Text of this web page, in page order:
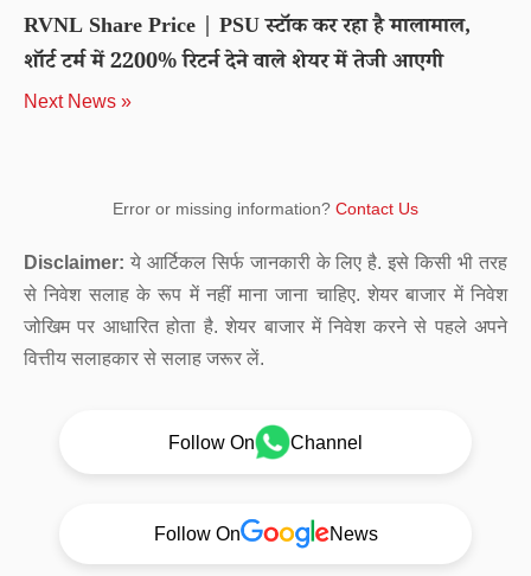
RVNL Share Price | PSU स्टॉक कर रहा है मालामाल,
शॉर्ट टर्म में 2200% रिटर्न देने वाले शेयर में तेजी आएगी
Next News »
Error or missing information? Contact Us
Disclaimer: ये आर्टिकल सिर्फ जानकारी के लिए है. इसे किसी भी तरह
से निवेश सलाह के रूप में नहीं माना जाना चाहिए. शेयर बाजार में निवेश
जोखिम पर आधारित होता है. शेयर बाजार में निवेश करने से पहले अपने
वित्तीय सलाहकार से सलाह जरूर लें.
Follow On Channel
Follow On News